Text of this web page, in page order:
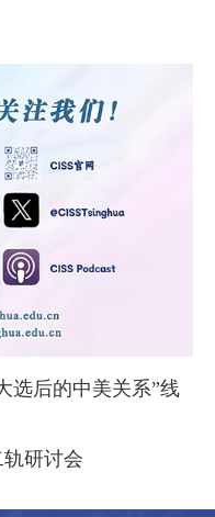
选后的中美关系”线
研讨会